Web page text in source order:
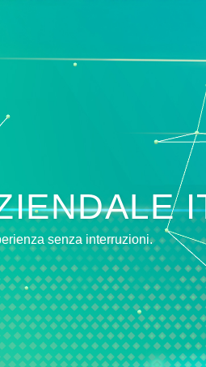
senza interruzioni.